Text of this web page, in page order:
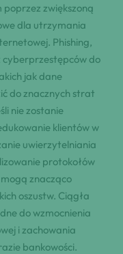
zwiększoną
dla utrzymania
Phishing,
cyberprzestępców do
jak dane
do znacznych strat
nie zostanie
klientów w
uwierzytelniania
protokołów
znacząco
oszustw. Ciągła
do wzmocnienia
i zachowania
bankowości.